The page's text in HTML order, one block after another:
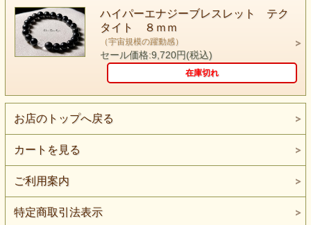
ッター
しかも 光速よりも速し・・・？
が 安心感 既知感 故郷に帰るような懐か
テクタイトは 宇宙を飛び回る 躍動感 満足感 絶対の信
宇宙は自らの母であるという絶対的な 保護があることによ
自由にあふれた 幸福感を テクタイトには 感じるので
す。
ハイパーエナジーブレスレット テク
タイト ８ｍｍ
（宇宙規模の躍動感）
セール価格:9,720円(税込)
在庫切れ
お店のトップへ戻る
カートを見る
ご利用案内
特定商取引法表示